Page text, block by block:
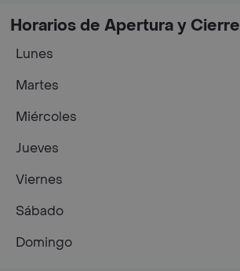
Horarios de Apertura y Cierre
Lunes
Martes
Miércoles
Jueves
Viernes
Sábado
Domingo